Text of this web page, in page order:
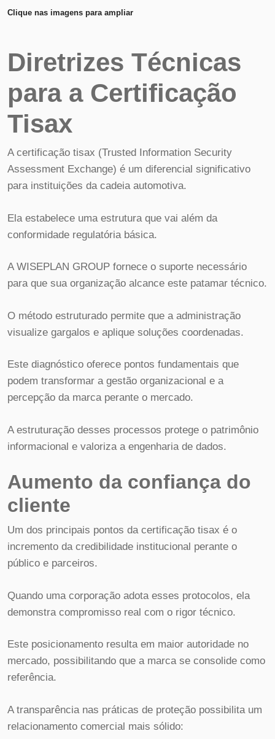
Clique nas imagens para ampliar
Diretrizes Técnicas
para a Certificação
Tisax
A certificação tisax (Trusted Information Security
Assessment Exchange) é um diferencial significativo
para instituições da cadeia automotiva.
Ela estabelece uma estrutura que vai além da
conformidade regulatória básica.
A WISEPLAN GROUP fornece o suporte necessário
para que sua organização alcance este patamar técnico.
O método estruturado permite que a administração
visualize gargalos e aplique soluções coordenadas.
Este diagnóstico oferece pontos fundamentais que
podem transformar a gestão organizacional e a
percepção da marca perante o mercado.
A estruturação desses processos protege o patrimônio
informacional e valoriza a engenharia de dados.
Aumento da confiança do
cliente
Um dos principais pontos da certificação tisax é o
incremento da credibilidade institucional perante o
público e parceiros.
Quando uma corporação adota esses protocolos, ela
demonstra compromisso real com o rigor técnico.
Este posicionamento resulta em maior autoridade no
mercado, possibilitando que a marca se consolide como
referência.
A transparência nas práticas de proteção possibilita um
relacionamento comercial mais sólido: